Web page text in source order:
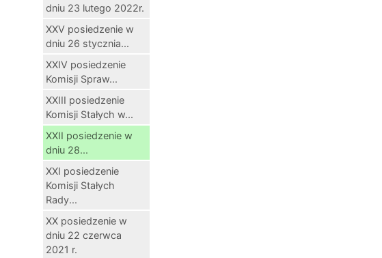
dniu 23 lutego 2022r.
XXV posiedzenie w
dniu 26 stycznia...
XXIV posiedzenie
Komisji Spraw...
XXIII posiedzenie
Komisji Stałych w...
XXII posiedzenie w
dniu 28...
XXI posiedzenie
Komisji Stałych
Rady...
XX posiedzenie w
dniu 22 czerwca
2021 r.